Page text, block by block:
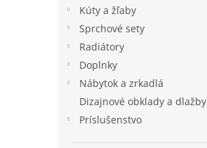
Kúty a žľaby
Sprchové sety
Radiátory
Doplnky
Nábytok a zrkadlá
Dizajnové obklady a dlažby
Príslušenstvo